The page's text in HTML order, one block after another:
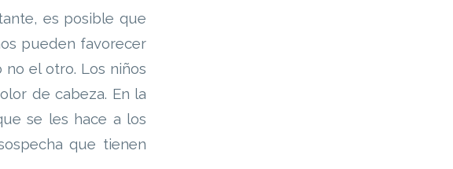
es posible que
pueden favorecer
el otro. Los niños
de cabeza. En la
se les hace a los
que tienen